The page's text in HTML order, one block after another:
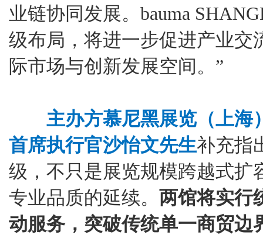
业链协同发展。bauma
级布局，将进一步促进产业交
际市场与创新发展空间。”
主办方慕尼黑展览（上海
首席执行官沙怡文先生补充指
级，不只是展览规模跨越式扩
专业品质的延续。 两馆将实行
动服务，突破传统单一商贸边